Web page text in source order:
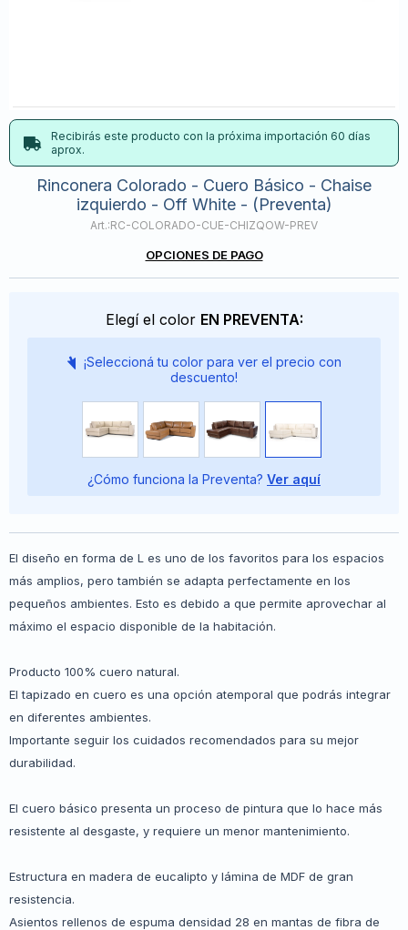
Recibirás este producto con la próxima importación 60 días
aprox.
Rinconera Colorado - Cuero Básico - Chaise
izquierdo - Off White - (Preventa)
RC-COLORADO-CUE-CHIZQOW-PREV
OPCIONES DE PAGO
Elegí el color EN PREVENTA:
¡Seleccioná tu color para ver el precio con
descuento!
¿Cómo funciona la Preventa? Ver aquí
El diseño en forma de L es uno de los favoritos para los espacios
más amplios, pero también se adapta perfectamente en los
pequeños ambientes. Esto es debido a que permite aprovechar al
máximo el espacio disponible de la habitación.
Producto 100% cuero natural.
El tapizado en cuero es una opción atemporal que podrás integrar
en diferentes ambientes.
Importante seguir los cuidados recomendados para su mejor
durabilidad.
El cuero básico presenta un proceso de pintura que lo hace más
resistente al desgaste, y requiere un menor mantenimiento.
Estructura en madera de eucalipto y lámina de MDF de gran
resistencia.
Asientos rellenos de espuma densidad 28 en mantas de fibra de